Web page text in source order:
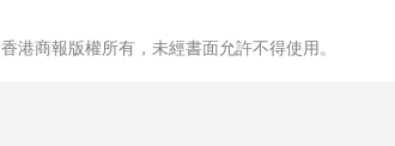
香港商報版權所有，未經書面允許不得使用。